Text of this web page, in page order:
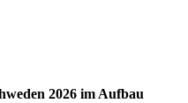
2026 im Aufbau